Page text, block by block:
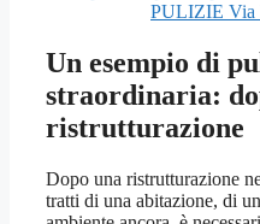
PULIZIE Via
Un esempio di
straordinaria:
ristrutturazione
Dopo una ristrutturazione
tratti di una abitazione, di